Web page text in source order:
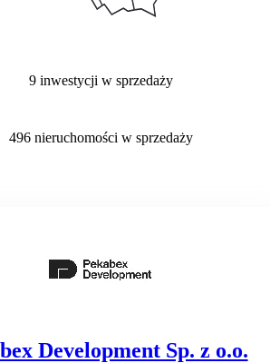
9 inwestycji w sprzedaży
496 nieruchomości w sprzedaży
Development Sp. z o.o.